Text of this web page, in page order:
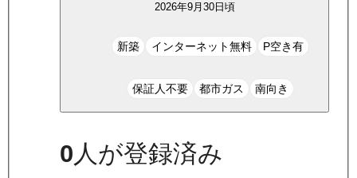
2026年9月30日頃
新築 インターネット無料 P空き有
保証人不要 都市ガス 南向き
0 人が登録済み